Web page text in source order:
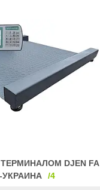
DJEN FA
УКРАИНА
4